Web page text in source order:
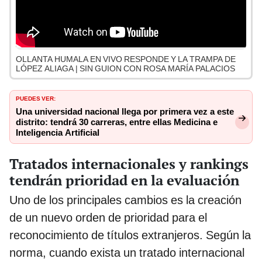
OLLANTA HUMALA EN VIVO RESPONDE Y LA TRAMPA DE
LÓPEZ ALIAGA | SIN GUION CON ROSA MARÍA PALACIOS
PUEDES VER:
Una universidad nacional llega por primera vez a este
distrito: tendrá 30 carreras, entre ellas Medicina e
Inteligencia Artificial
Tratados internacionales y rankings
tendrán prioridad en la evaluación
Uno de los principales cambios es la creación
de un nuevo orden de prioridad para el
reconocimiento de títulos extranjeros. Según la
norma, cuando exista un tratado internacional